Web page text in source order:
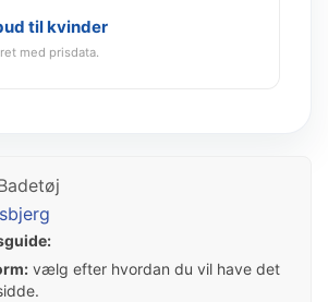
til kvinder
med prisdata.
vælg efter hvordan du vil have det